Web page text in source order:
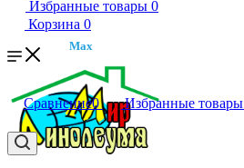
Избранные товары 0
Корзина 0
Max
Сравнение0 Избранные товары